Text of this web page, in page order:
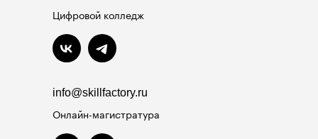
Цифровой колледж
info@skillfactory.ru
Онлайн-магистратура